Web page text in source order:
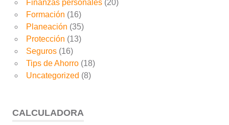
Finanzas personales(20)
Formación (16)
Planeación (35)
Protección (13)
Seguros(16)
Tips de Ahorro(18)
Uncategorized (8)
CALCULADORA